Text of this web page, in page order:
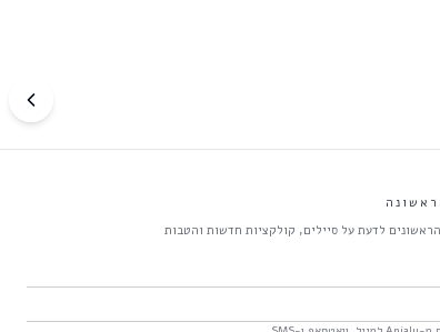
לדעת על סיילים, קולקציות חדשות והטבות